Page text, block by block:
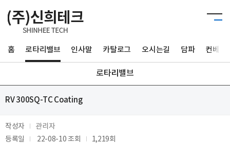
홈 로타리밸브 인사말 카탈로그 오시는길 담파 컨베이
로타리밸브
RV 300SQ-TC Coating
작성자
관리자
등록일
22-08-10조회 1,219회